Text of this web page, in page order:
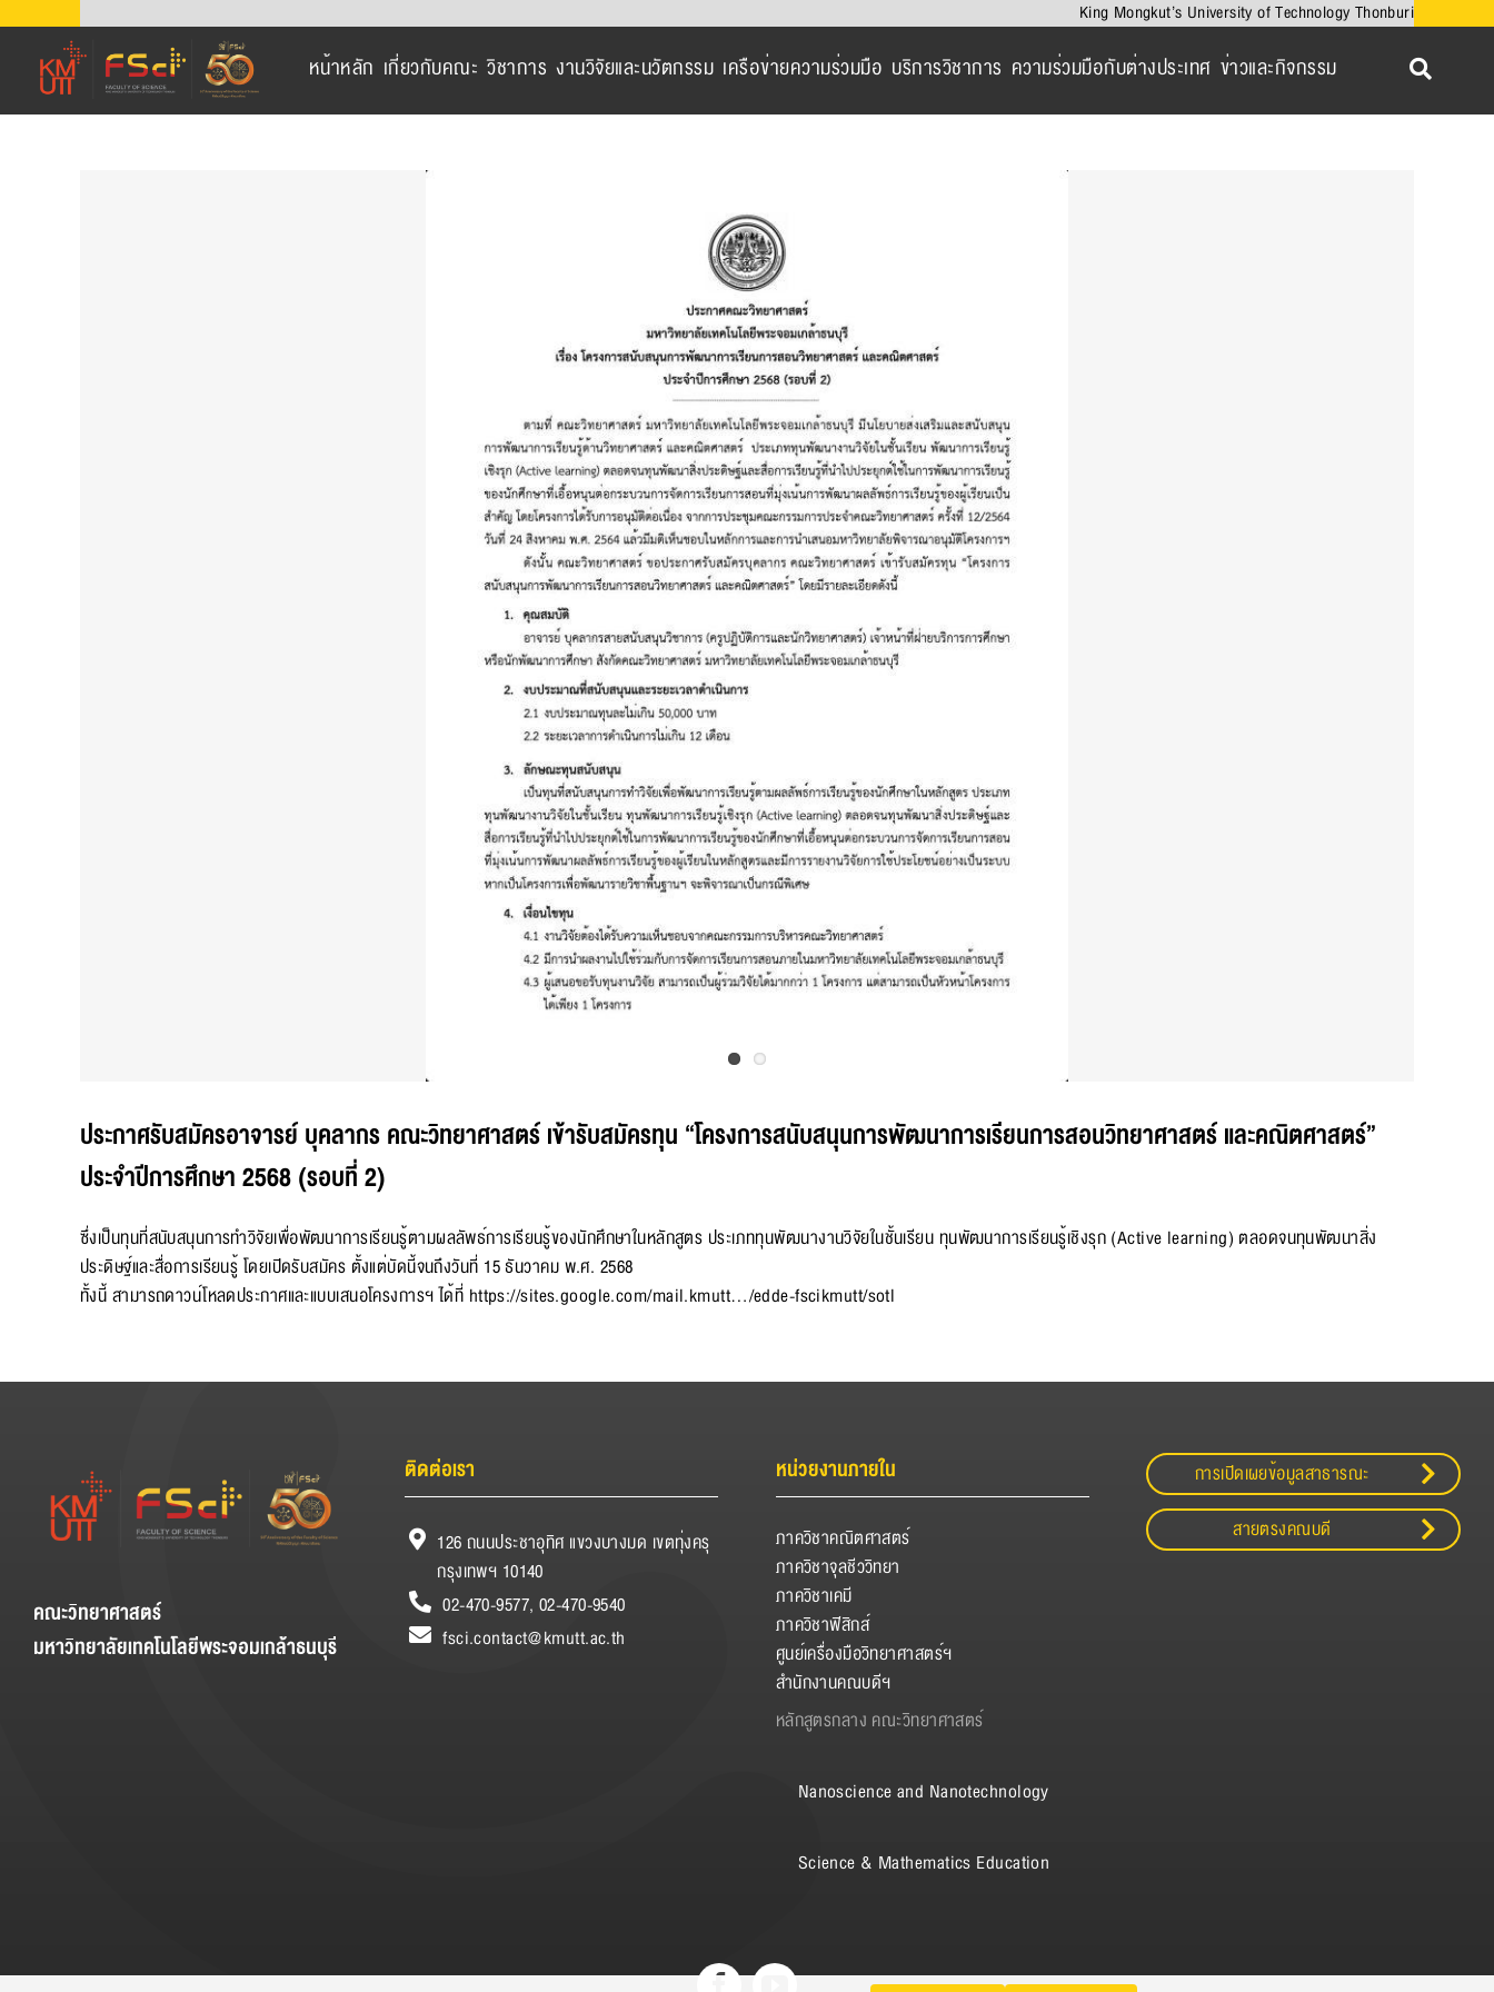
content
King Mongkut’s University of Technology Thonburi
หน้าหลัก เกี่ยวกับคณะ วิชาการ งานวิจัยและนวัตกรรม เครือข่ายความร่วมมือ บริการวิชาการ ความร่วมมือกับต่างประเทศ ข่าวและกิจกรรม
Larger
Image
ประกาศรับสมัครอาจารย์ บุคลากร คณะวิทยาศาสตร์ เข้ารับสมัครทุน “โครงการสนับสนุนการพัฒนาการเรียนการสอนวิทยาศาสตร์ และคณิตศาสตร์”
ประจำปีการศึกษา 2568 (รอบที่ 2)
ซึ่งเป็นทุนที่สนับสนุนการทำวิจัยเพื่อพัฒนาการเรียนรู้ตามผลลัพธ์การเรียนรู้ของนักศึกษาในหลักสูตร ประเภททุนพัฒนางานวิจัยในชั้นเรียน ทุนพัฒนาการเรียนรู้เชิงรุก (Active learning) ตลอดจนทุนพัฒนาสิ่ง
ประดิษฐ์และสื่อการเรียนรู้ โดยเปิดรับสมัคร ตั้งแต่บัดนี้จนถึงวันที่ 15 ธันวาคม พ.ศ. 2568
ทั้งนี้ สามารถดาวน์โหลดประกาศและแบบเสนอโครงการฯ ได้ที่ https://sites.google.com/mail.kmutt…/edde-fscikmutt/sotl
คณะวิทยาศาสตร์
มหาวิทยาลัยเทคโนโลยีพระจอมเกล้าธนบุรี
ติดต่อเรา
126 ถนนประชาอุทิศ แขวงบางมด เขตทุ่งครุ
กรุงเทพฯ 10140
02-470-9577, 02-470-9540
fsci.contact@kmutt.ac.th
หน่วยงานภายใน
ภาควิชาคณิตศาสตร์
ภาควิชาจุลชีววิทยา
ภาควิชาเคมี
ภาควิชาฟิสิกส์
ศูนย์เครื่องมือวิทยาศาสตร์ฯ
สำนักงานคณบดีฯ
หลักสูตรกลาง คณะวิทยาศาสตร์
Nanoscience and Nanotechnology
Science & Mathematics Education
การเปิดเผยข้อมูลสาธารณะ
สายตรงคณบดี